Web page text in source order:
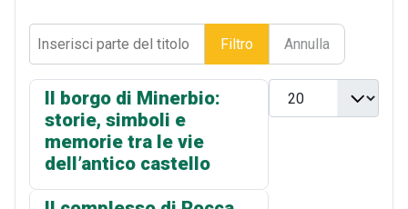
Filtro Annulla
Visualizza n.
Il borgo di Minerbio:
storie, simboli e
memorie tra le vie
dell’antico castello